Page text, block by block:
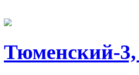
Тюменский-